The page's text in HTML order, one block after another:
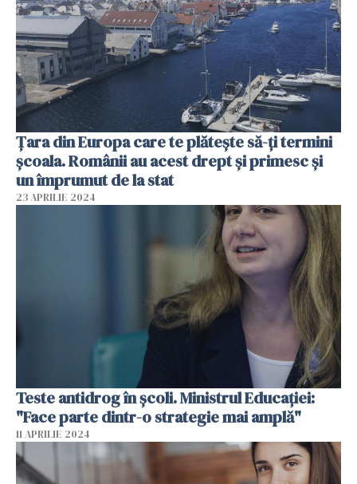
Țara din Europa care te plătește să-ți termini
școala. Românii au acest drept și primesc și
un împrumut de la stat
23 APRILIE 2024
Teste antidrog în școli. Ministrul Educației:
"Face parte dintr-o strategie mai amplă"
11 APRILIE 2024